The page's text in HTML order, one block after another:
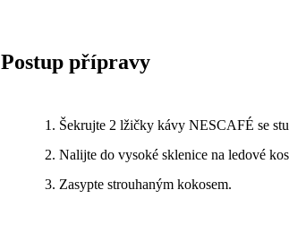
Postup přípravy
Šekrujte 2 lžičky kávy NESCAFÉ se
Nalijte do vysoké sklenice na ledové
Zasypte strouhaným kokosem.